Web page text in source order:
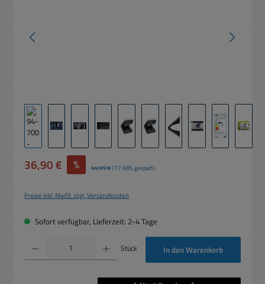
Verkaufspreis:
36,90 € % Regulärer Preis:
44,99 €(17.98% gespart)
Preise inkl. MwSt. zzgl. Versandkosten
Sofort verfügbar, Lieferzeit: 2-4 Tage
Produkt Anzahl: Gib den gewünschten Wert ein oder benutze die Schaltflächen um
Stück In den Warenkorb